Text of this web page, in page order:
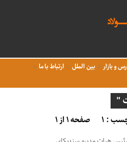
و بازار بین الملل
ارتباط با ما
"
: ۱ صفحه ۱ از ۱